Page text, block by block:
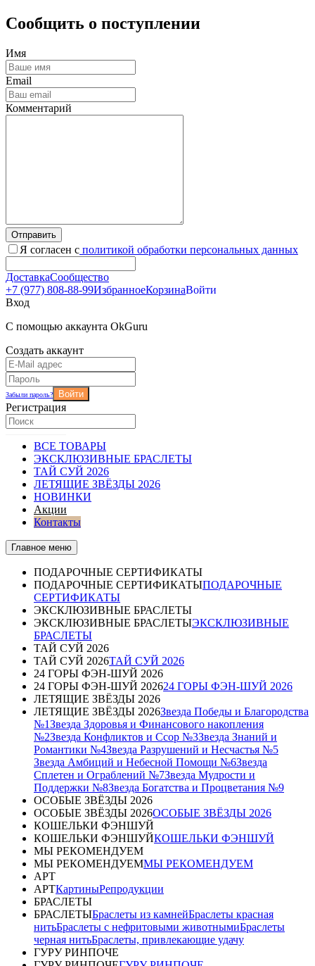
Сообщить о поступлении
Имя
Email
Комментарий
Отправить
Я согласен с политикой обработки персональных данных
ДоставкаСообщество
+7 (977) 808-88-99ИзбранноеКорзинаВойти
Вход
С помощью аккаунта OkGuru
Создать аккаунт
Забыли пароль? Войти
Регистрация
ВСЕ ТОВАРЫ
ЭКСКЛЮЗИВНЫЕ БРАСЛЕТЫ
ТАЙ СУЙ 2026
ЛЕТЯЩИЕ ЗВЁЗДЫ 2026
НОВИНКИ
Акции
Контакты
Главное меню
ПОДАРОЧНЫЕ СЕРТИФИКАТЫ
ПОДАРОЧНЫЕ СЕРТИФИКАТЫПОДАРОЧНЫЕ
СЕРТИФИКАТЫ
ЭКСКЛЮЗИВНЫЕ БРАСЛЕТЫ
ЭКСКЛЮЗИВНЫЕ БРАСЛЕТЫЭКСКЛЮЗИВНЫЕ
БРАСЛЕТЫ
ТАЙ СУЙ 2026
ТАЙ СУЙ 2026ТАЙ СУЙ 2026
24 ГОРЫ ФЭН-ШУЙ 2026
24 ГОРЫ ФЭН-ШУЙ 202624 ГОРЫ ФЭН-ШУЙ 2026
ЛЕТЯЩИЕ ЗВЁЗДЫ 2026
ЛЕТЯЩИЕ ЗВЁЗДЫ 2026Звезда Победы и Благородства
№1Звезда Здоровья и Финансового накопления
№2Звезда Конфликтов и Ссор №3Звезда Знаний и
Романтики №4Звезда Разрушений и Несчастья №5
Звезда Амбиций и Небесной Помощи №6Звезда
Сплетен и Ограблений №7Звезда Мудрости и
Поддержки №8Звезда Богатства и Процветания №9
ОСОБЫЕ ЗВЁЗДЫ 2026
ОСОБЫЕ ЗВЁЗДЫ 2026ОСОБЫЕ ЗВЁЗДЫ 2026
КОШЕЛЬКИ ФЭНШУЙ
КОШЕЛЬКИ ФЭНШУЙКОШЕЛЬКИ ФЭНШУЙ
МЫ РЕКОМЕНДУЕМ
МЫ РЕКОМЕНДУЕММЫ РЕКОМЕНДУЕМ
АРТ
АРТКартиныРепродукции
БРАСЛЕТЫ
БРАСЛЕТЫБраслеты из камнейБраслеты красная
нитьБраслеты с нефритовыми животнымиБраслеты
черная нитьБраслеты, привлекающие удачу
ГУРУ РИНПОЧЕ